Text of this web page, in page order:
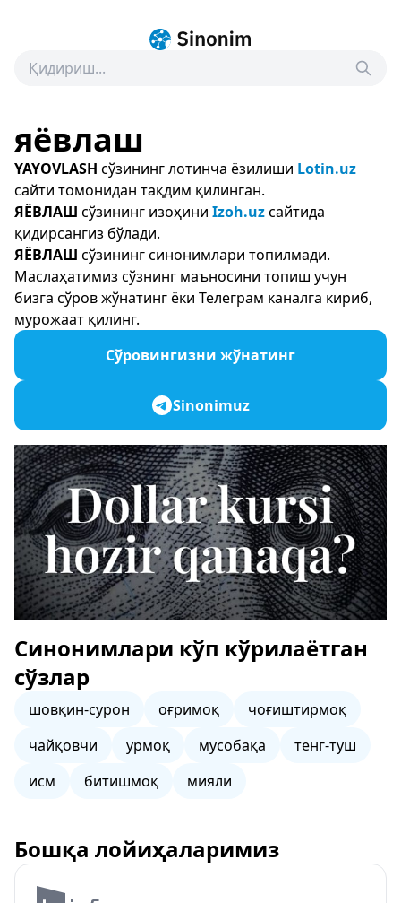
яёвлаш
YAYOVLASH сўзининг лотинча ёзилиши Lotin.uz
сайти томонидан тақдим қилинган.
ЯЁВЛАШ сўзининг изоҳини Izoh.uzсайтида
қидирсангиз бўлади.
ЯЁВЛАШ сўзининг синонимлари топилмади.
Маслаҳатимиз сўзнинг маъносини топиш учун
бизга сўров жўнатинг ёки Телеграм каналга кириб,
мурожаат қилинг.
Сўровингизни жўнатинг
Sinonimuz
Синонимлари кўп кўрилаётган
сўзлар
шовқин-сурон оғримоқ
чоғиштирмоқ
чайқовчи
урмоқ мусобақа
тенг-туш
исм
битишмоқ мияли
Бошқа лойиҳаларимиз